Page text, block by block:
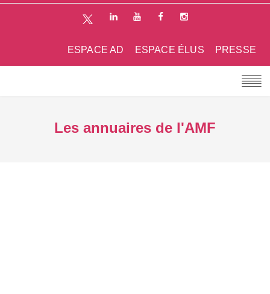
PRESSE
ESPACE ÉLUS
ESPACE AD
Les annuaires de l'AMF